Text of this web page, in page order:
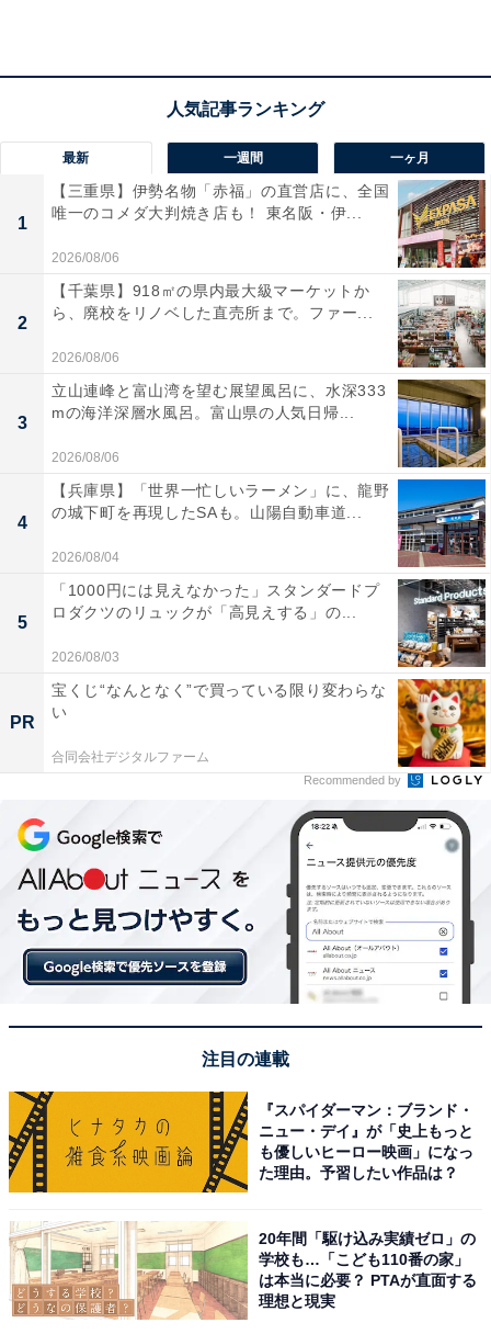
イズキャンセリング が周囲の雑音をシャットアウトし、
AppleとAndroidの両方で高い互換性を実現し、デバイス
を選ばずスムーズに繋がりますね！
Beats「Studio Buds +」の口コミは？
Beats「Studio Buds +」には以下のような口コミが寄せ
られています。
圧倒的な遮音性で音楽に集中でき、ブラックとゴー
ルドの高級感もとても気に入っています
前モデルよりノイズキャンセリングが劇的に進化し
ていて音質もクリアで大満足です
iPhoneとAndroidの両方でワンタッチで簡単に接続
できるので非常に使い勝手がよいです
高音質な音楽と強力なノイズキャンセリングを、様々な
デバイスで快適に楽しみたい人には、おすすめの商品と
いえそうです。
【Amazonお買い得情報】JVCケンウッド
「ポータブルスピーカー」が特別価格で登場
中【6月10日】
最新 一週間 一ヶ月
1
【三重県】伊勢名物「赤福」の直営店に、全国
唯一のコメダ大判焼き店も！ 東名阪・伊...
2026/08/06
2
【千葉県】918㎡の県内最大級マーケットか
ら、廃校をリノベした直売所まで。ファー...
2026/08/06
3
立山連峰と富山湾を望む展望風呂に、水深333
mの海洋深層水風呂。富山県の人気日帰...
2026/08/06
4
【兵庫県】「世界一忙しいラーメン」に、龍野
の城下町を再現したSAも。山陽自動車道...
2026/08/04
5
「1000円には見えなかった」スタンダードプ
ロダクツのリュックが「高見えする」の...
2026/08/03
PR
宝くじ“なんとなく”で買っている限り変わらな
い
合同会社デジタルファーム
Recommended by
注目の連載
『スパイダーマン：ブランド・
ニュー・デイ』が「史上もっと
も優しいヒーロー映画」になっ
た理由。予習したい作品は？
20年間「駆け込み実績ゼロ」の
学校も…「こども110番の家」
は本当に必要？ PTAが直面する
理想と現実